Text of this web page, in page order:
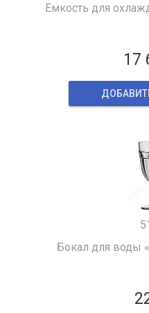
Емкость для
17
Бокал для воды